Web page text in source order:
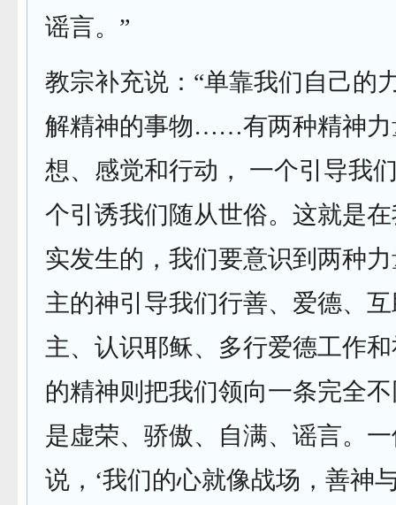
谣言。”
教宗补充说：“单靠我们自己的
解精神的事物……有两种精神力
想、感觉和行动， 一个引导我
个引诱我们随从世俗。这就是
实发生的，我们要意识到两种
主的神引导我们行善、爱德、
主、认识耶稣、多行爱德工作
的精神则把我们领向一条完全
是虚荣、骄傲、自满、谣言。
说，‘我们的心就像战场，善神